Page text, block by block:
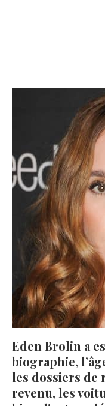
Eden Brolin a
biographie,
les dossiers de
revenu, les